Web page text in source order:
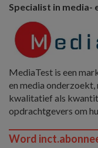
Specialist in media-
MediaTest is een
en media
kwalitatief als
opdrachtgevers om
Word